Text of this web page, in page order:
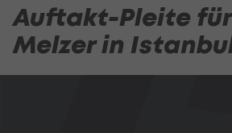
Auftakt-Pleite
Melzer in